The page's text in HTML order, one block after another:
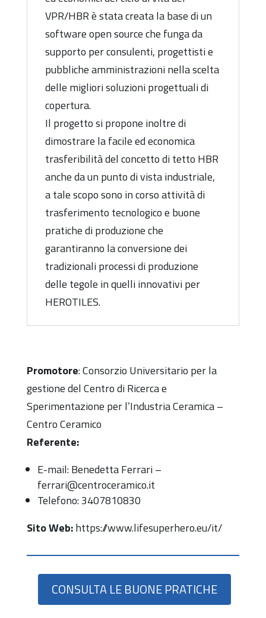
VPR/HBR è stata creata la base di un
software open source che funga da
supporto per consulenti, progettisti e
pubbliche amministrazioni nella scelta
delle migliori soluzioni progettuali di
copertura.
Il progetto si propone inoltre di
dimostrare la facile ed economica
trasferibilità del concetto di tetto HBR
anche da un punto di vista industriale,
a tale scopo sono in corso attività di
trasferimento tecnologico e buone
pratiche di produzione che
garantiranno la conversione dei
tradizionali processi di produzione
delle tegole in quelli innovativi per
HEROTILES.
Promotore: Consorzio Universitario per la
gestione del Centro di Ricerca e
Sperimentazione per l’Industria Ceramica –
Centro Ceramico
Referente:
E-mail: Benedetta Ferrari –
ferrari@centroceramico.it
Telefono: 3407810830
Sito Web:https://www.lifesuperhero.eu/it/
CONSULTA LE BUONE PRATICHE